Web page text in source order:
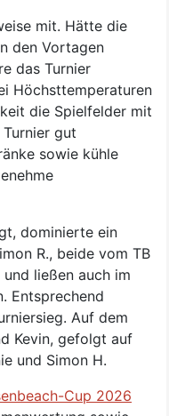
mit. Hätte die
den Vortagen
das Turnier
Höchsttemperaturen
die Spielfelder mit
gut
sowie kühle
dominierte ein
R., beide vom TB
ließen auch im
Entsprechend
Auf dem
Kevin, gefolgt auf
und Simon H.
Cup 2026